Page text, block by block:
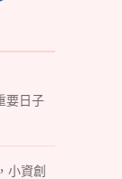
要日子
小資創